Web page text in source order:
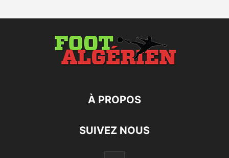
À PROPOS
SUIVEZ NOUS